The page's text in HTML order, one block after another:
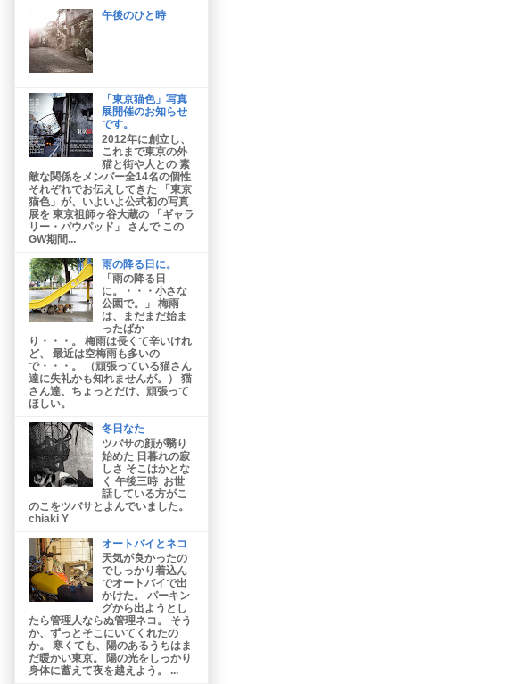
午後のひと時
「東京猫色」写真
展開催のお知らせ
です。
2012年に創立し、
これまで東京の外
猫と街や人との 素
敵な関係をメンバー全14名の個性
それぞれでお伝えしてきた 「東京
猫色」が、いよいよ公式初の写真
展を 東京祖師ヶ谷大蔵の 「ギャラ
リー・パウパッド」 さんで この
GW期間...
雨の降る日に。
「雨の降る日
に。・・・小さな
公園で。」 梅雨
は、まだまだ始ま
ったばか
り・・・。 梅雨は長くて辛いけれ
ど、 最近は空梅雨も多いの
で・・・。 （頑張っている猫さん
達に失礼かも知れませんが。） 猫
さん達、ちょっとだけ、頑張って
ほしい。
冬日なた
ツバサの顔が翳り
始めた 日暮れの寂
しさ そこはかとな
く 午後三時 お世
話している方がこ
のこをツバサとよんでいました。
chiaki Y
オートバイとネコ
天気が良かったの
でしっかり着込ん
でオートバイで出
かけた。 パーキン
グから出ようとし
たら管理人ならぬ管理ネコ。 そう
か、ずっとそこにいてくれたの
か。 寒くても、陽のあるうちはま
だ暖かい東京。 陽の光をしっかり
身体に蓄えて夜を越えよう。 ...